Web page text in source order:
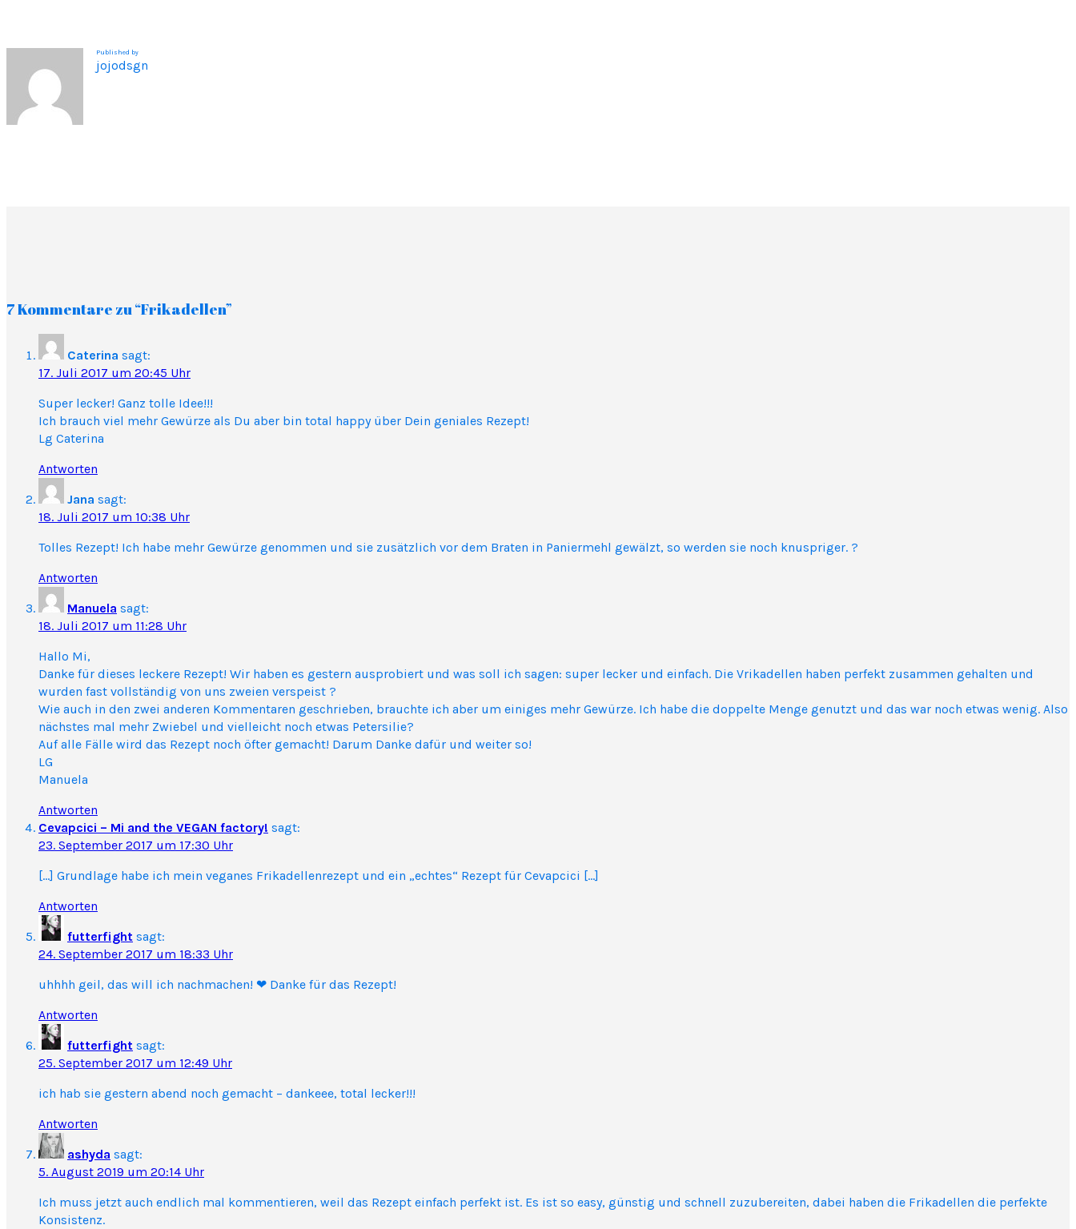
Published by
jojodsgn
7 Kommentare zu “Frikadellen”
Caterina sagt:
17. Juli 2017 um 20:45 Uhr
Super lecker! Ganz tolle Idee!!!
Ich brauch viel mehr Gewürze als Du aber bin total happy über Dein geniales Rezept!
Lg Caterina
Antworten
Jana sagt:
18. Juli 2017 um 10:38 Uhr
Tolles Rezept! Ich habe mehr Gewürze genommen und sie zusätzlich vor dem Braten in Paniermehl gewälzt, so werden sie noch knuspriger. ?
Antworten
Manuela sagt:
18. Juli 2017 um 11:28 Uhr
Hallo Mi,
Danke für dieses leckere Rezept! Wir haben es gestern ausprobiert und was soll ich sagen: super lecker und einfach. Die Vrikadellen haben perfekt zusammen gehalten und
wurden fast vollständig von uns zweien verspeist ?
Wie auch in den zwei anderen Kommentaren geschrieben, brauchte ich aber um einiges mehr Gewürze. Ich habe die doppelte Menge genutzt und das war noch etwas wenig. Also
nächstes mal mehr Zwiebel und vielleicht noch etwas Petersilie?
Auf alle Fälle wird das Rezept noch öfter gemacht! Darum Danke dafür und weiter so!
LG
Manuela
Antworten
Cevapcici – Mi and the VEGAN factory! sagt:
23. September 2017 um 17:30 Uhr
[…] Grundlage habe ich mein veganes Frikadellenrezept und ein „echtes“ Rezept für Cevapcici […]
Antworten
futterfight sagt:
24. September 2017 um 18:33 Uhr
uhhhh geil, das will ich nachmachen! ❤ Danke für das Rezept!
Antworten
futterfight sagt:
25. September 2017 um 12:49 Uhr
ich hab sie gestern abend noch gemacht – dankeee, total lecker!!!
Antworten
ashyda sagt:
5. August 2019 um 20:14 Uhr
Ich muss jetzt auch endlich mal kommentieren, weil das Rezept einfach perfekt ist. Es ist so easy, günstig und schnell zuzubereiten, dabei haben die Frikadellen die perfekte
Konsistenz.